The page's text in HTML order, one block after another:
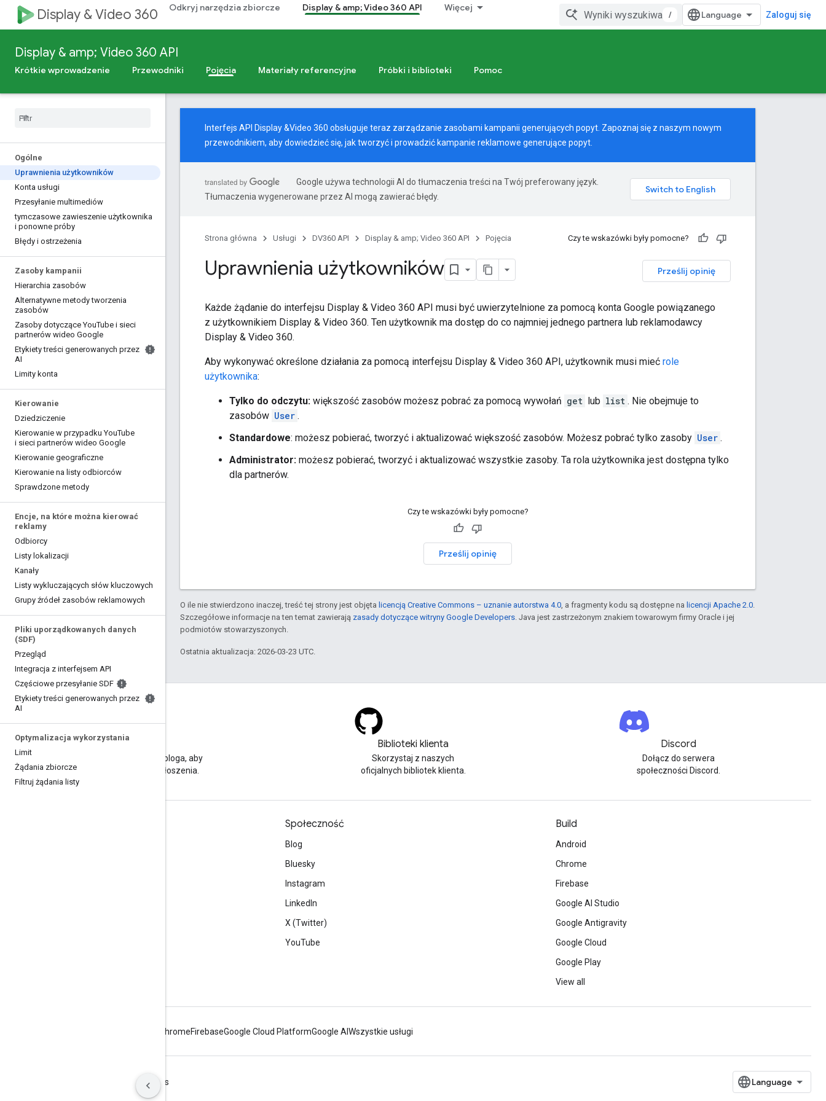
Display & Video 360 Odkryj narzędzia zbiorcze Display & amp; Video 360 API Więcej
/ Zaloguj się
Display & amp; Video 360 API
Krótkie wprowadzenie Przewodniki Pojęcia Materiały referencyjne Próbki i biblioteki Pomoc
Ogólne
Uprawnienia użytkowników
Konta usługi
Przesyłanie multimediów
tymczasowe zawieszenie użytkownika
i ponowne próby
Błędy i ostrzeżenia
Zasoby kampanii
Hierarchia zasobów
Alternatywne metody tworzenia
zasobów
Zasoby dotyczące YouTube i sieci
partnerów wideo Google
Etykiety treści generowanych przez
AI
Limity konta
Kierowanie
Dziedziczenie
Kierowanie w przypadku YouTube
i sieci partnerów wideo Google
Kierowanie geograficzne
Kierowanie na listy odbiorców
Sprawdzone metody
Encje, na które można kierować
reklamy
Odbiorcy
Listy lokalizacji
Kanały
Listy wykluczających słów kluczowych
Grupy źródeł zasobów reklamowych
Pliki uporządkowanych danych
(SDF)
Przegląd
Integracja z interfejsem API
Częściowe przesyłanie SDF
Etykiety treści generowanych przez
AI
Optymalizacja wykorzystania
Limit
Żądania zbiorcze
Filtruj żądania listy
Interfejs API Display &Video 360 obsługuje teraz zarządzanie zasobami kampanii generujących popyt. Zapoznaj się z naszym nowym
przewodnikiem, aby dowiedzieć się, jak tworzyć i prowadzić kampanie reklamowe generujące popyt.
Google używa technologii AI do tłumaczenia treści na Twój preferowany język.
Tłumaczenia wygenerowane przez AI mogą zawierać błędy.
Strona główna Usługi DV360 API Display & amp; Video 360 API Pojęcia Czy te wskazówki były pomocne?
Prześlij opinię
Uprawnienia użytkowników
Każde żądanie do interfejsu Display & Video 360 API musi być uwierzytelnione za pomocą konta Google powiązanego
z użytkownikiem Display & Video 360. Ten użytkownik ma dostęp do co najmniej jednego partnera lub reklamodawcy
Display & Video 360.
Aby wykonywać określone działania za pomocą interfejsu Display & Video 360 API, użytkownik musi mieć role
użytkownika:
Tylko do odczytu: większość zasobów możesz pobrać za pomocą wywołań get lub list . Nie obejmuje to
zasobów User .
Standardowe: możesz pobierać, tworzyć i aktualizować większość zasobów. Możesz pobrać tylko zasoby User .
Administrator: możesz pobierać, tworzyć i aktualizować wszystkie zasoby. Ta rola użytkownika jest dostępna tylko
dla partnerów.
Czy te wskazówki były pomocne?
Prześlij opinię
O ile nie stwierdzono inaczej, treść tej strony jest objęta licencją Creative Commons – uznanie autorstwa 4.0 , a fragmenty kodu są dostępne na licencji Apache 2.0
Szczegółowe informacje na ten temat zawierają zasady dotyczące witryny Google Developers . Java jest zastrzeżonym znakiem towarowym firmy Oracle i jej
podmiotów stowarzyszonych.
Ostatnia aktualizacja: 2026-03-23 UTC.
Odwiedź naszego bloga, aby
poznać ważne ogłoszenia.
Biblioteki klienta
Skorzystaj z naszych
oficjalnych bibliotek klienta.
Discord
Dołącz do serwera
społeczności Discord.
Społeczność
Blog
Bluesky
Instagram
LinkedIn
X (Twitter)
YouTube
Build
Android
Chrome
Firebase
Google AI Studio
Google Antigravity
Google Cloud
Google Play
View all
ChromeFirebaseGoogle Cloud PlatformGoogle AI Wszystkie usługi
Manage cookies